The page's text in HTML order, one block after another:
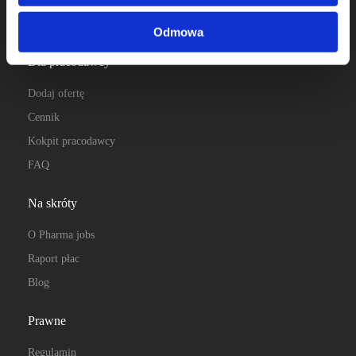
Odmowa
Dla pracodawcy
Dodaj ofertę
Cennik
Kokpit pracodawcy
FAQ
Na skróty
O Pharma jobs
Raport płac
Blog
Prawne
Regulamin